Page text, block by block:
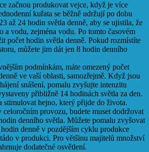
začnou produkovat vejce, když je více
kuřata se běžně udržují po dobu
až 24 hodin světla denně, aby se ujistila, že
a vodu, zejména vodu. Po tomto časovém
počet hodin světla denně. Pokud rozmístíte
můžete jim dát jen 8 hodin denního
podmínkám, máte omezený počet
ve vaší oblasti, samozřejmě. Když jsou
snášení, pomalu zvyšujte intenzitu
přibližně 14 hodinách světla za den.
stimulovat hejno, který přijde do života.
celoročním provozu, budete muset dodržovat
denního světla. Můžete pomalu zvyšovat
denně v pozdějším cyklu produkce
v produkci. Pro většinu majitelů množství
dodatečné osvětlení.